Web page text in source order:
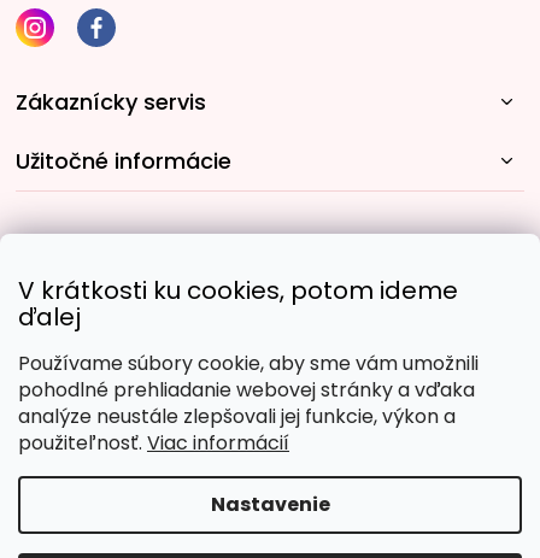
V krátkosti ku cookies, potom ideme
ďalej
Používame súbory cookie, aby sme vám umožnili
pohodlné prehliadanie webovej stránky a vďaka
analýze neustále zlepšovali jej funkcie, výkon a
použiteľnosť. Viac informácií
Nastavenie
Zákaznícky servis
Užitočné informácie
Obľúbené spôsoby platby:
Copyright 2026Malujpodlacisel.sk. Všetky práva